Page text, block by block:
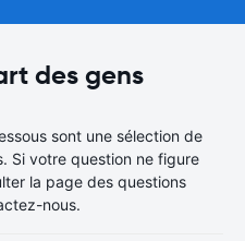
des gens
sont une sélection de
Si votre question ne figure
la page des questions
nous.